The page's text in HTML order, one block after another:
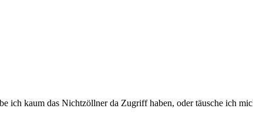
ich kaum das Nichtzöllner da Zugriff haben, oder täusche ich